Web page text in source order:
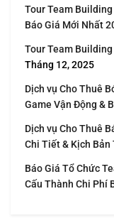
Tour Team
Báo Giá Mới Nhất
Tour Team
Tháng 12, 2025
Dịch vụ Cho Thuê
Game Vận Động &
Dịch vụ Cho Thuê
Chi Tiết & Kịch Bản
Báo Giá Tổ Chức
Cấu Thành Chi Phí